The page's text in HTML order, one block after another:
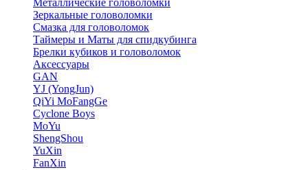
Металлические головоломки
Зеркальные головоломки
Смазка для головоломок
Таймеры и Маты для спидкубинга
Брелки кубиков и головоломок
Аксессуары
GAN
YJ (YongJun)
QiYi MoFangGe
Cyclone Boys
MoYu
ShengShou
YuXin
FanXin